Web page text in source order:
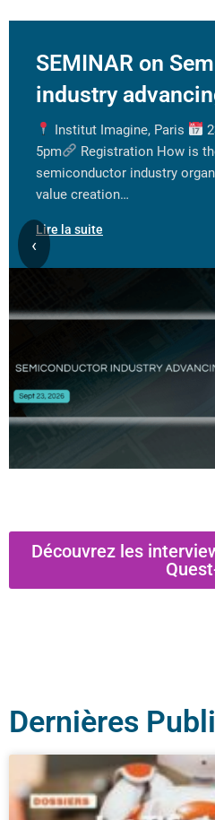
SEMINAR on
industry
Institut Imagine, Paris
5pm
Registration How is
semiconductor industry
value creation…
Lire la suite
‹
Découvrez les
Dernières